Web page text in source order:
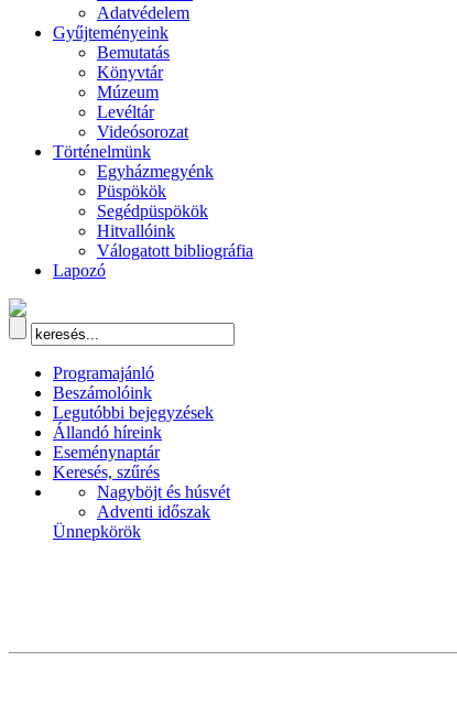
Adatvédelem
Gyűjteményeink
Bemutatás
Könyvtár
Múzeum
Levéltár
Videósorozat
Történelmünk
Egyházmegyénk
Püspökök
Segédpüspökök
Hitvallóink
Válogatott bibliográfia
Lapozó
Programajánló
Beszámolóink
Legutóbbi bejegyzések
Állandó híreink
Eseménynaptár
Keresés, szűrés
Nagyböjt és húsvét
Adventi időszak
Ünnepkörök